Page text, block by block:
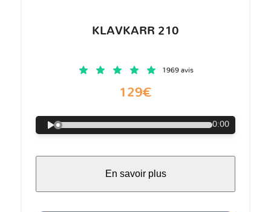
KLAVKARR 210
1969 avis
129€
0:00
En savoir plus